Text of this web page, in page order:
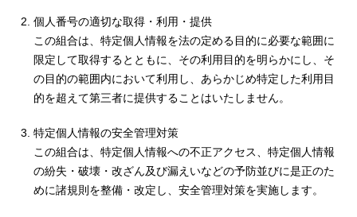
個人番号の適切な取得・利用・提供
この組合は、特定個人情報を法の定める目的に必要な範囲に
限定して取得するとともに、その利用目的を明らかにし、そ
の目的の範囲内において利用し、あらかじめ特定した利用目
的を超えて第三者に提供することはいたしません。
特定個人情報の安全管理対策
この組合は、特定個人情報への不正アクセス、特定個人情報
の紛失・破壊・改ざん及び漏えいなどの予防並びに是正のた
めに諸規則を整備・改定し、安全管理対策を実施します。